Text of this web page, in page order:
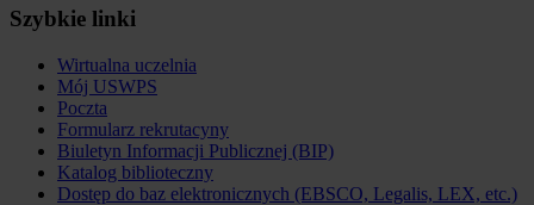
Szybkie linki
Wirtualna uczelnia
Mój USWPS
Poczta
Formularz rekrutacyny
Biuletyn Informacji Publicznej (BIP)
Katalog biblioteczny
Dostęp do baz elektronicznych (EBSCO, Legalis, LEX, etc.)